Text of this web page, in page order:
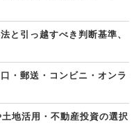
と引っ越すべき判断基準、
・郵送・コンビニ・オンラ
地活用・不動産投資の選択